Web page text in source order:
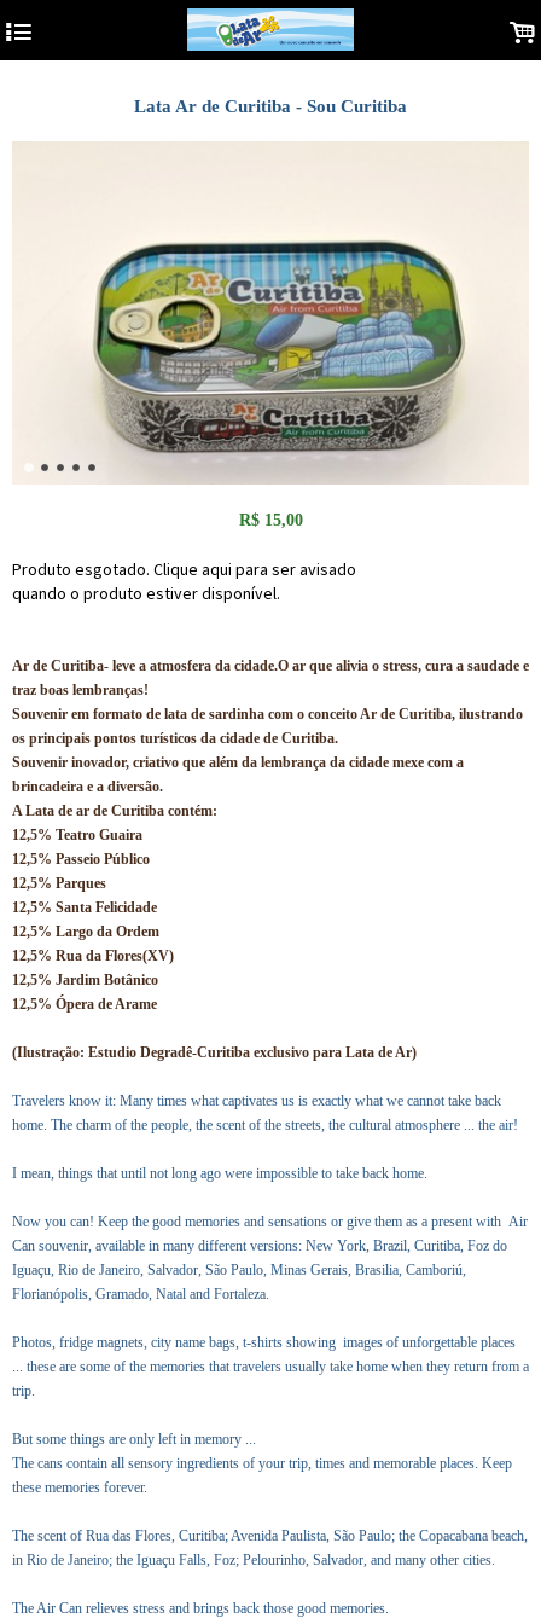
4 .
Lata Ar de Curitiba - Sou Curitiba
R$ 15,00
Produto esgotado. Clique aqui para ser avisado
quando o produto estiver disponível.
Ar de Curitiba- leve a atmosfera da cidade.O ar que alivia o stress, cura a saudade e
traz boas lembranças!
Souvenir em formato de lata de sardinha com o conceito Ar de Curitiba, ilustrando
os principais pontos turísticos da cidade de Curitiba.
Souvenir inovador, criativo que além da lembrança da cidade mexe com a
brincadeira e a diversão.
A Lata de ar de Curitiba contém:
12,5% Teatro Guaira
12,5% Passeio Público
​12,5% Parques
​12,5% Santa Felicidade
​12,5% Largo da Ordem
​12,5% Rua da Flores(XV)
​12,5% Jardim Botânico
​12,5% Ópera de Arame
(Ilustração: Estudio Degradê-Curitiba exclusivo para Lata de Ar)
Travelers know it: Many times what captivates us is exactly what we cannot take back
home. The charm of the people, the scent of the streets, the cultural atmosphere ... the air!
I mean, things that until not long ago were impossible to take back home.
Now you can! Keep the good memories and sensations or give them as a present with Air
Can souvenir, available in many different versions: New York, Brazil, Curitiba, Foz do
Iguaçu, Rio de Janeiro, Salvador, São Paulo, Minas Gerais, Brasilia, Camboriú,
Florianópolis, Gramado, Natal and Fortaleza.
Photos, fridge magnets, city name bags, t-shirts showing images of unforgettable places
... these are some of the memories that travelers usually take home when they return from a
trip.
But some things are only left in memory ...
The cans contain all sensory ingredients of your trip, times and memorable places. Keep
these memories forever.
The scent of Rua das Flores, Curitiba; Avenida Paulista, São Paulo; the Copacabana beach,
in Rio de Janeiro; the Iguaçu Falls, Foz; Pelourinho, Salvador, and many other cities.
The Air Can relieves stress and brings back those good memories.